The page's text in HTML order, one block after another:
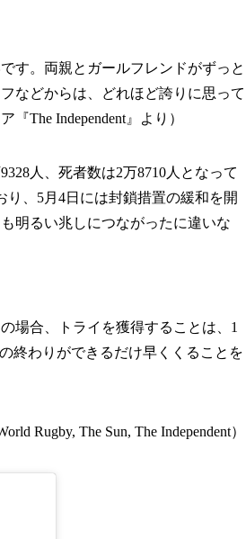
す。両親とガールフレンドがずっと
などからは、どれほど誇りに思って
The Independent』より）
人、死者数は2万8710人となって
、5月4日には封鎖措置の緩和を開
明るい兆しにつながったに違いな
場合、トライを獲得することは、1
終わりができるだけ早くくることを
Rugby, The Sun, The Independent）